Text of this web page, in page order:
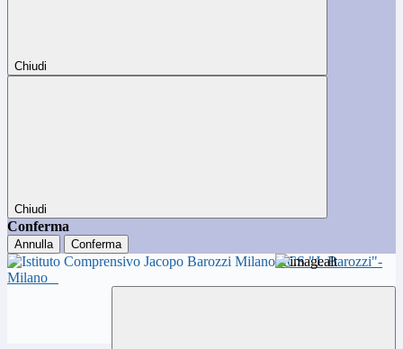
Chiudi
Chiudi
Conferma
Annulla Conferma
ICS "J. Barozzi"-
Milano